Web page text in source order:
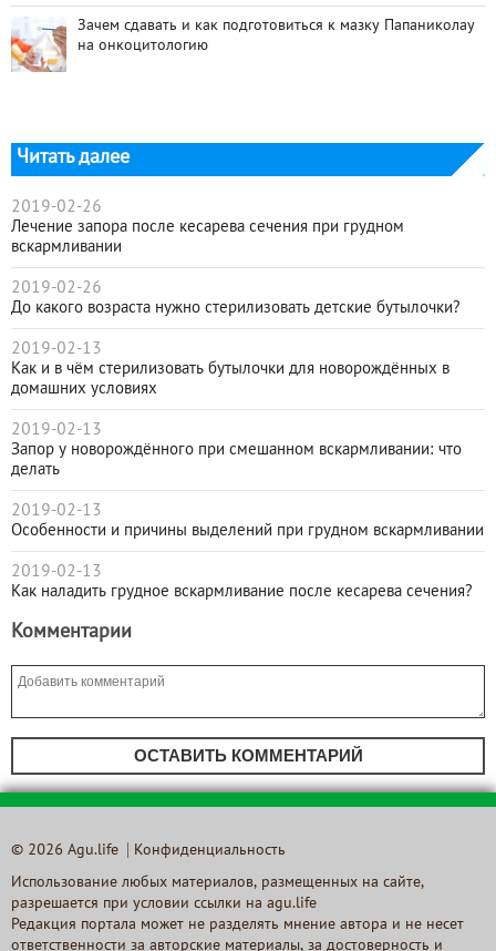
Зачем сдавать и как подготовиться к мазку Папаниколау
на онкоцитологию
Читать далее
2019-02-26
Лечение запора после кесарева сечения при грудном
вскармливании
2019-02-26
До какого возраста нужно стерилизовать детские бутылочки?
2019-02-13
Как и в чём стерилизовать бутылочки для новорождённых в
домашних условиях
2019-02-13
Запор у новорождённого при смешанном вскармливании: что
делать
2019-02-13
Особенности и причины выделений при грудном вскармливании
2019-02-13
Как наладить грудное вскармливание после кесарева сечения?
Комментарии
ОСТАВИТЬ КОММЕНТАРИЙ
© 2026 Agu.life Конфиденциальность
Использование любых материалов, размещенных на сайте,
разрешается при условии ссылки на agu.life
Редакция портала может не разделять мнение автора и не несет
ответственности за авторские материалы, за достоверность и